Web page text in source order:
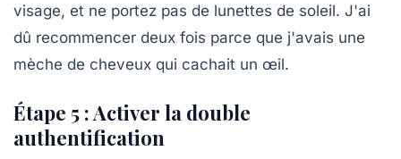
visage, et ne portez pas de lunettes de soleil. J'ai
dû recommencer deux fois parce que j'avais une
mèche de cheveux qui cachait un œil.
Étape 5 : Activer la double
authentification